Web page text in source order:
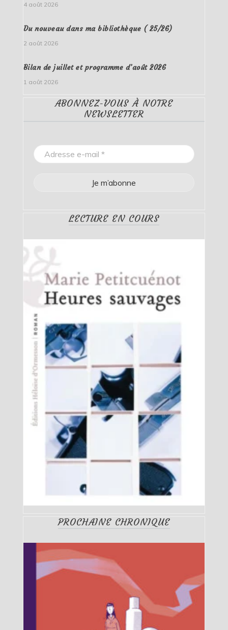
4 août 2026
Du nouveau dans ma bibliothèque ( 25/26)
2 août 2026
Bilan de juillet et programme d’août 2026
1 août 2026
ABONNEZ-VOUS À NOTRE
NEWSLETTER
LECTURE EN COURS
PROCHAINE CHRONIQUE